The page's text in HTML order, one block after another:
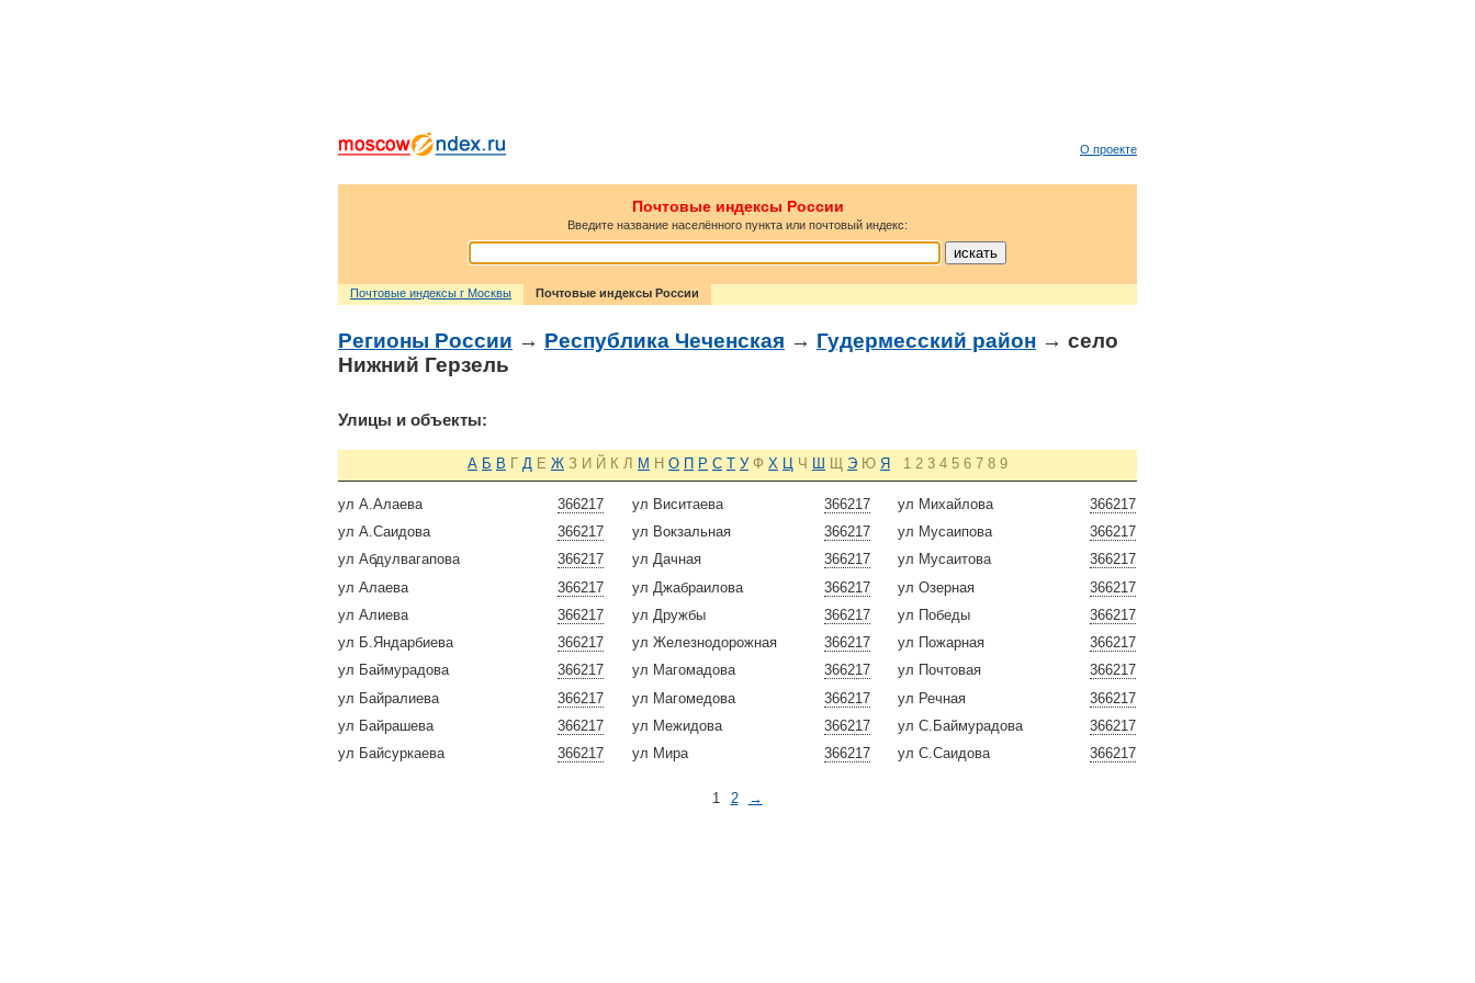
О проекте
Почтовые индексы России
Введите название населённого пункта или почтовый индекс:
Почтовые индексы г Москвы Почтовые индексы России
Регионы России → Республика Чеченская → Гудермесский район → село
Нижний Герзель
Улицы и объекты:
А Б В Г Д Е Ж З И Й К Л М Н О П Р С Т У Ф Х Ц Ч Ш Щ Э Ю Я 1 2 3 4 5 6 7 8 9
366217
ул А.Алаева
366217
ул А.Саидова
366217
ул Абдулвагапова
366217
ул Алаева
366217
ул Алиева
366217
ул Б.Яндарбиева
366217
ул Баймурадова
366217
ул Байралиева
366217
ул Байрашева
366217
ул Байсуркаева
366217
ул Виситаева
366217
ул Вокзальная
366217
ул Дачная
366217
ул Джабраилова
366217
ул Дружбы
366217
ул Железнодорожная
366217
ул Магомадова
366217
ул Магомедова
366217
ул Межидова
366217
ул Мира
366217
ул Михайлова
366217
ул Мусаипова
366217
ул Мусаитова
366217
ул Озерная
366217
ул Победы
366217
ул Пожарная
366217
ул Почтовая
366217
ул Речная
366217
ул С.Баймурадова
366217
ул С.Саидова
1 2 →